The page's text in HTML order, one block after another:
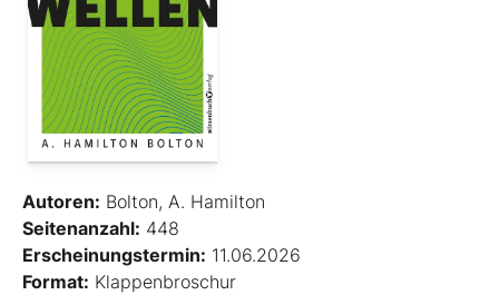
Autoren: Bolton, A. Hamilton
Seitenanzahl: 448
Erscheinungstermin: 11.06.2026
Format: Klappenbroschur